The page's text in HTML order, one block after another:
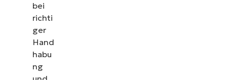
bei
richti
ger
Hand
habu
ng